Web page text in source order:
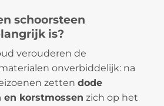
schoorsteen
is?
verouderen de
onverbiddelijk: na
zetten dode
en korstmossen zich op het